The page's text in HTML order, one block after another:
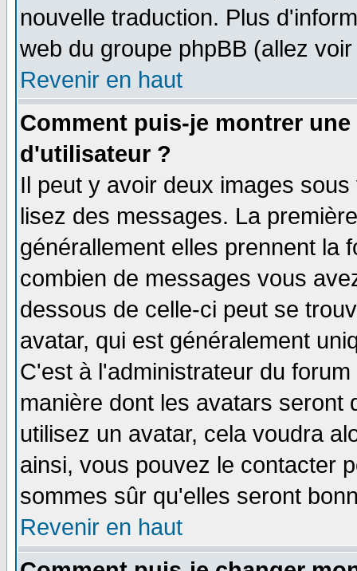
nouvelle traduction. Plus
web du groupe phpBB (allez
Revenir en haut
Comment puis-je montrer
d'utilisateur ?
Il peut y avoir deux images
lisez des messages. La
générallement elles prennent la
combien de messages vous
dessous de celle-ci peut se
avatar, qui est généralement
C'est à l'administrateur du
manière dont les avatars seront
utilisez un avatar, cela voudra
ainsi, vous pouvez le contacter
sommes sûr qu'elles seront
Revenir en haut